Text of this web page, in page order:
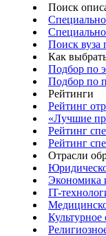
Поиск
Поиск вуза
Как
Подбор по
Подбор по
Рейтинги
Рейтинг
«Лучшие
Рейтинг
Рейтинг
Отрасли
Экономика
IT-
Культурное